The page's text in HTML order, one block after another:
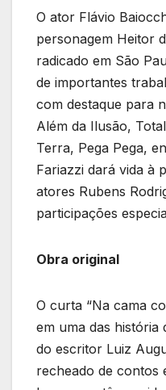
O ator Flávio
personagem Heitor
radicado em São
de importantes
com destaque para
Além da Ilusão,
Terra, Pega Pega,
Fariazzi dará vida à
atores Rubens
participações
Obra original
O curta “Na cama
em uma das história
do escritor Luiz
recheado de contos